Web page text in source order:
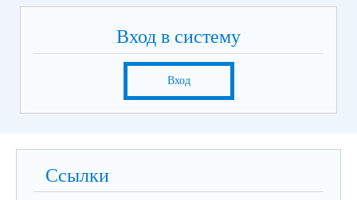
Вход в систему
Вход
Ссылки